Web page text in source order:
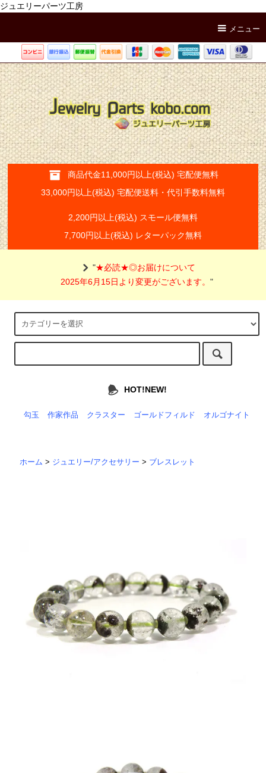
ジュエリーパーツ工房
メニュー
商品代金11,000円以上(税込) 宅配便無料
33,000円以上(税込) 宅配便送料・代引手数料無料
2,200円以上(税込) スモール便無料
7,700円以上(税込) レターパック無料
"★必読★◎お届けについて
2025年6月15日より変更がございます。"
HOT!NEW!
勾玉 作家作品 クラスター ゴールドフィルド オルゴナイト
ホーム > ジュエリー/アクセサリー > ブレスレット